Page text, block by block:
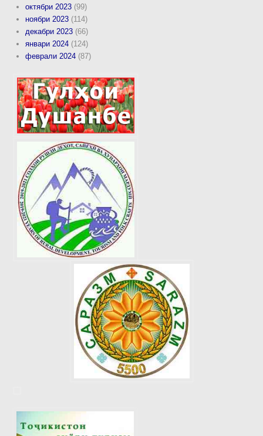
октябри 2023 (99)
ноябри 2023 (114)
декабри 2023 (66)
январи 2024 (124)
феврали 2024 (87)